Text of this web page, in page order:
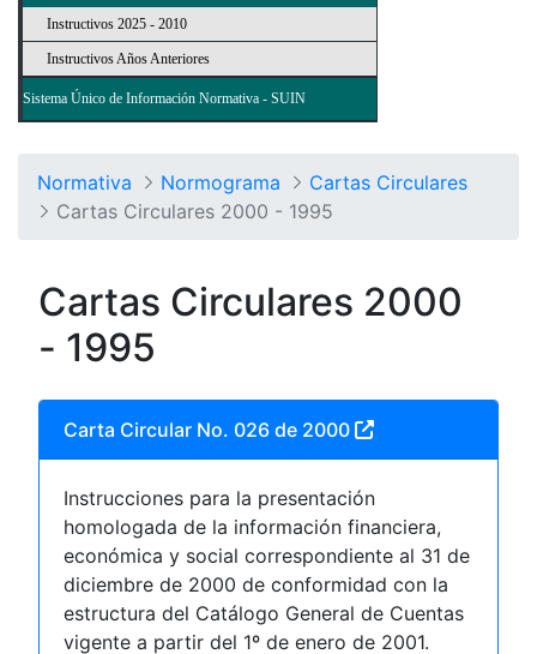
Instructivos 2025 - 2010
Instructivos Años Anteriores
Sistema Único de Información Normativa - SUIN
Normativa Normograma
Cartas Circulares
Cartas Circulares 2000 - 1995
Cartas Circulares 2000
- 1995
Carta Circular No. 026 de 2000
Instrucciones para la presentación
homologada de la información financiera,
económica y social correspondiente al 31 de
diciembre de 2000 de conformidad con la
estructura del Catálogo General de Cuentas
vigente a partir del 1º de enero de 2001.